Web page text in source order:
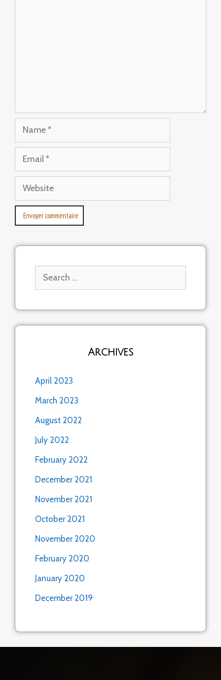
Name
Email
Website
for:
Archives
April 2023
March 2023
August 2022
July 2022
February 2022
December 2021
November 2021
October 2021
November 2020
February 2020
January 2020
December 2019